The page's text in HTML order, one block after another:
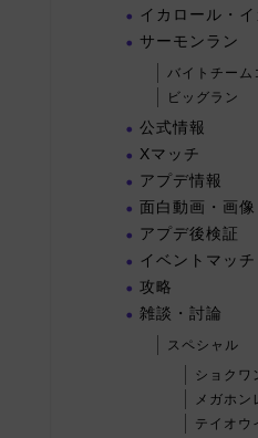
イカロール・イ
サーモンラン
バイトチーム
ビッグラン
公式情報
Xマッチ
アプデ情報
面白動画・画像
アプデ後検証
イベントマッチ
攻略
雑談・討論
スペシャル
ショクワ
メガホン
テイオウ